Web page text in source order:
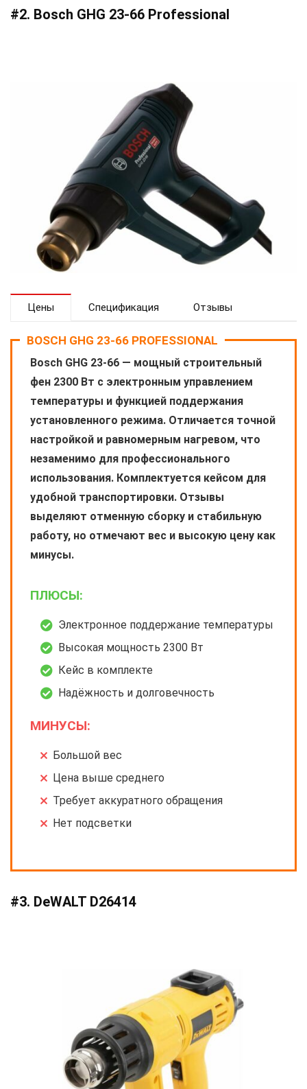
#2. Bosch GHG 23-66 Professional
Цены Спецификация Отзывы
BOSCH GHG 23-66 PROFESSIONAL
Bosch GHG 23-66 — мощный строительный
фен 2300 Вт с электронным управлением
температуры и функцией поддержания
установленного режима. Отличается точной
настройкой и равномерным нагревом, что
незаменимо для профессионального
использования. Комплектуется кейсом для
удобной транспортировки. Отзывы
выделяют отменную сборку и стабильную
работу, но отмечают вес и высокую цену как
минусы.
ПЛЮСЫ:
Электронное поддержание температуры
Высокая мощность 2300 Вт
Кейс в комплекте
Надёжность и долговечность
МИНУСЫ:
Большой вес
Цена выше среднего
Требует аккуратного обращения
Нет подсветки
#3. DeWALT D26414